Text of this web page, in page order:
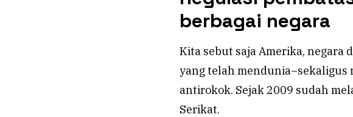
berbagai negara
Kita sebut saja Amerika, negara
yang telah mendunia–sekaligus
antirokok. Sejak 2009 sudah
Serikat.